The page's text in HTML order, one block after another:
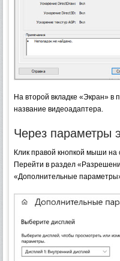
На второй вкладке «Экран»
название видеоадаптера.
Через параметры
Клик правой кнопкой мыши
Перейти в раздел
«Дополнительные